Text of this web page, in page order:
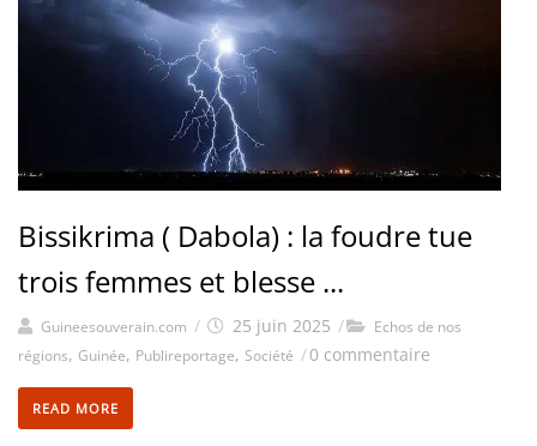
Bissikrima ( Dabola) : la foudre tue
trois femmes et blesse ...
Guineesouverain.com / 25 juin 2025 /
Echos de nos
régions, Guinée, Publireportage, Société /0 commentaire
READ MORE